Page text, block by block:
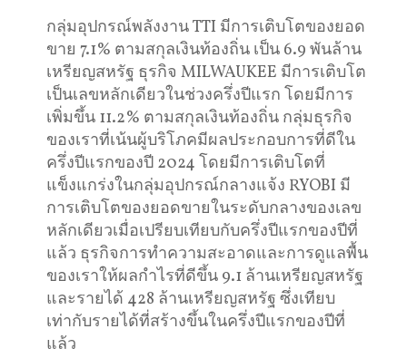
กลุ่มอุปกรณ์พลังงาน TTI มีการเติบโตของยอด
ขาย 7.1% ตามสกุลเงินท้องถิ่น เป็น 6.9 พันล้าน
เหรียญสหรัฐ ธุรกิจ MILWAUKEE มีการเติบโต
เป็นเลขหลักเดียวในช่วงครึ่งปีแรก โดยมีการ
เพิ่มขึ้น 11.2% ตามสกุลเงินท้องถิ่น กลุ่มธุรกิจ
ของเราที่เน้นผู้บริโภคมีผลประกอบการที่ดีใน
ครึ่งปีแรกของปี 2024 โดยมีการเติบโตที่
แข็งแกร่งในกลุ่มอุปกรณ์กลางแจ้ง RYOBI มี
การเติบโตของยอดขายในระดับกลางของเลข
หลักเดียวเมื่อเปรียบเทียบกับครึ่งปีแรกของปีที่
แล้ว ธุรกิจการทำความสะอาดและการดูแลพื้น
ของเราให้ผลกำไรที่ดีขึ้น 9.1 ล้านเหรียญสหรัฐ
และรายได้ 428 ล้านเหรียญสหรัฐ ซึ่งเทียบ
เท่ากับรายได้ที่สร้างขึ้นในครึ่งปีแรกของปีที่
แล้ว